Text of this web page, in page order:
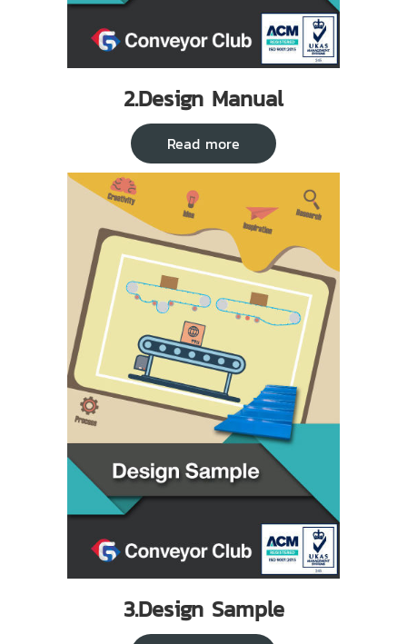
2.Design Manual
Read more
3.Design Sample